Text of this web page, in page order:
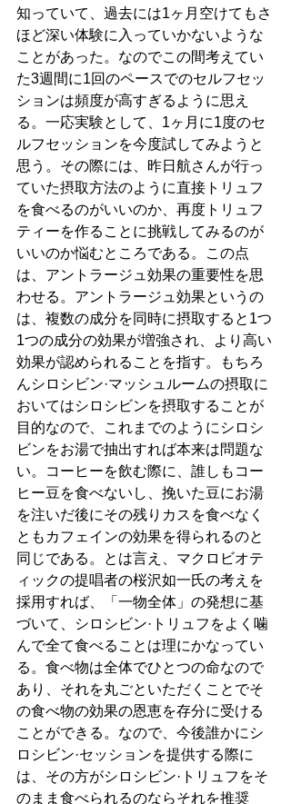
知っていて、過去には1ヶ月空けてもさ
ほど深い体験に入っていかないような
ことがあった。なのでこの間考えてい
た3週間に1回のペースでのセルフセッ
ションは頻度が高すぎるように思え
る。一応実験として、1ヶ月に1度のセ
ルフセッションを今度試してみようと
思う。その際には、昨日航さんが行っ
ていた摂取方法のように直接トリュフ
を食べるのがいいのか、再度トリュフ
ティーを作ることに挑戦してみるのが
いいのか悩むところである。この点
は、アントラージュ効果の重要性を思
わせる。アントラージュ効果というの
は、複数の成分を同時に摂取すると1つ
1つの成分の効果が増強され、より高い
効果が認められることを指す。もちろ
んシロシビン·マッシュルームの摂取に
おいてはシロシビンを摂取することが
目的なので、これまでのようにシロシ
ビンをお湯で抽出すれば本来は問題な
い。コーヒーを飲む際に、誰しもコー
ヒー豆を食べないし、挽いた豆にお湯
を注いだ後にその残りカスを食べなく
ともカフェインの効果を得られるのと
同じである。とは言え、マクロビオテ
ィックの提唱者の桜沢如一氏の考えを
採用すれば、「一物全体」の発想に基
づいて、シロシビン·トリュフをよく噛
んで全て食べることは理にかなってい
る。食べ物は全体でひとつの命なので
あり、それを丸ごといただくことでそ
の食べ物の効果の恩恵を存分に受ける
ことができる。なので、今後誰かにシ
ロシビン·セッションを提供する際に
は、その方がシロシビン·トリュフをそ
のまま食べられるのならそれを推奨